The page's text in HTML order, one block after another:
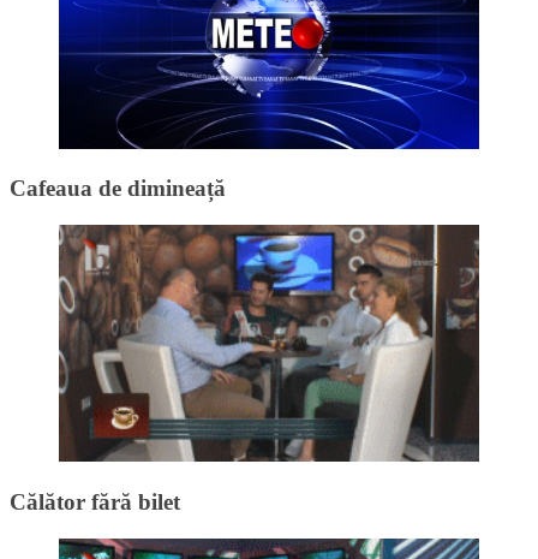
Cafeaua de dimineață
Călător fără bilet